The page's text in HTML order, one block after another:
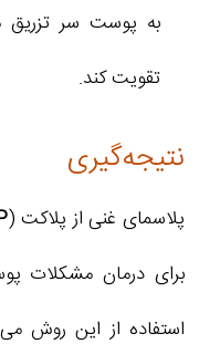
به پوست سر
تقویت کند.
نتیجه‌گیری
پلاسمای غنی از پلاکت (
برای درمان مشکلات
استفاده از این روش